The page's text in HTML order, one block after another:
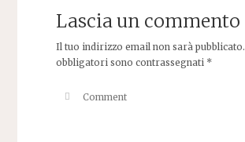
Lascia un commento
Il tuo indirizzo email non sarà pubblicato.
obbligatori sono contrassegnati *